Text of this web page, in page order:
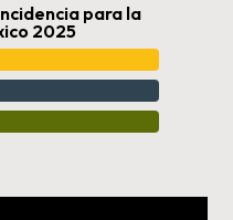
para la
2025